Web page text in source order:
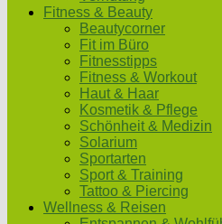
Fitness & Beauty
Beautycorner
Fit im Büro
Fitnesstipps
Fitness & Workout
Haut & Haar
Kosmetik & Pflege
Schönheit & Medizin
Solarium
Sportarten
Sport & Training
Tattoo & Piercing
Wellness & Reisen